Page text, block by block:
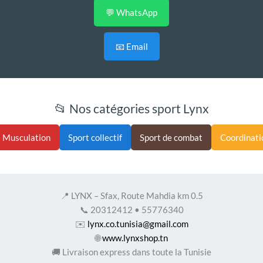
💬 WhatsApp
📧 Email
📂 Nos catégories sport Lynx
Musculation Sport collectif Sport de combat
📍 LYNX – Sfax, Route Mahdia km 0.5
📞 20312412 • 55776340
✉️ lynx.co.tunisia@gmail.com
🌐www.lynxshop.tn
🚚 Livraison express dans toute la Tunisie